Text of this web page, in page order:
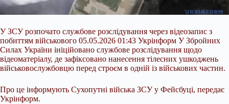
У ЗСУ розпочато службове розслідування через відеозапис з
побиттям військового 05.05.2026 01:43 Укрінформ У Збройних
Силах України ініційовано службове розслідування щодо
відеоматеріалу, де зафіксовано нанесення тілесних ушкоджень
військовослужбовцю перед строєм в одній із військових частин.
Про це інформують Сухопутні війська ЗСУ у Фейсбуці, передає
Укрінформ.